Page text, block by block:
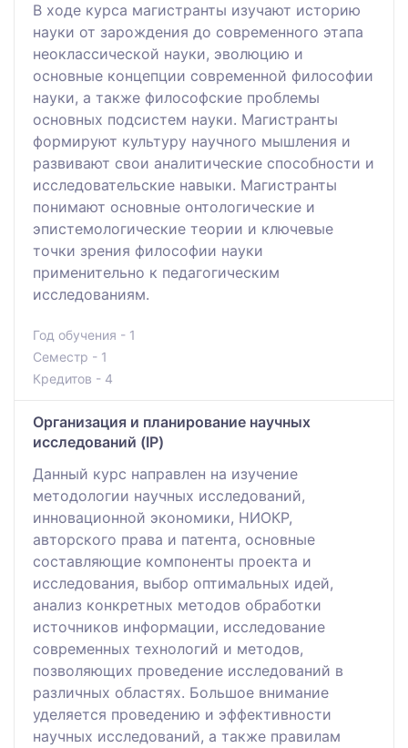
В ходе курса магистранты изучают историю
науки от зарождения до современного этапа
неоклассической науки, эволюцию и
основные концепции современной философии
науки, а также философские проблемы
основных подсистем науки. Магистранты
формируют культуру научного мышления и
развивают свои аналитические способности и
исследовательские навыки. Магистранты
понимают основные онтологические и
эпистемологические теории и ключевые
точки зрения философии науки
применительно к педагогическим
исследованиям.
Год обучения - 1
Семестр - 1
Кредитов - 4
Организация и планирование научных
исследований (IP)
Данный курс направлен на изучение
методологии научных исследований,
инновационной экономики, НИОКР,
авторского права и патента, основные
составляющие компоненты проекта и
исследования, выбор оптимальных идей,
анализ конкретных методов обработки
источников информации, исследование
современных технологий и методов,
позволяющих проведение исследований в
различных областях. Большое внимание
уделяется проведению и эффективности
научных исследований, а также правилам